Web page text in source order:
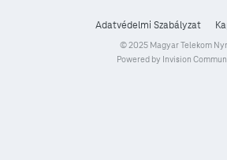
Adatvédelmi Szabályzat
© 2025 Magyar Telekom
Powered by Invision